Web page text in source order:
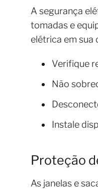
A segurança
tomadas e
elétrica em sua
Verifique
Não
Instale
Proteção
As janelas e